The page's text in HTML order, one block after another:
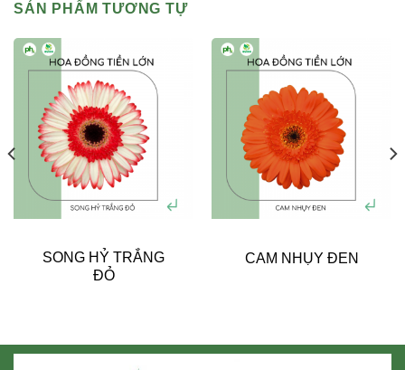
SẢN PHẨM TƯƠNG TỰ
SONG HỶ TRẮNG
ĐỎ
CAM NHỤY ĐEN